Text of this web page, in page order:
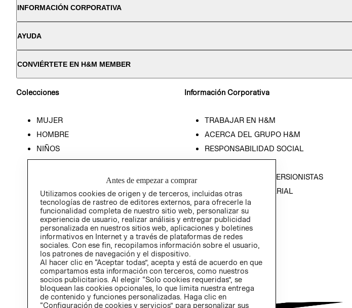
INFORMACIÓN CORPORATIVA
AYUDA
CONVIÉRTETE EN H&M MEMBER
Colecciones
MUJER
HOMBRE
NIÑOS
HOME
Información Corporativa
TRABAJAR EN H&M
ACERCA DEL GRUPO H&M
RESPONSABILIDAD SOCIAL
PRENSA
RELACIÓN CON INVERSIONISTAS
POLÍTICA EMPRESARIAL
Antes de empezar a comprar
Utilizamos cookies de origen y de terceros, incluidas otras
tecnologías de rastreo de editores externos, para ofrecerle la
funcionalidad completa de nuestro sitio web, personalizar su
experiencia de usuario, realizar análisis y entregar publicidad
personalizada en nuestros sitios web, aplicaciones y boletines
informativos en Internet y a través de plataformas de redes
sociales. Con ese fin, recopilamos información sobre el usuario,
los patrones de navegación y el dispositivo.
Al hacer clic en “Aceptar todas”, acepta y está de acuerdo en que
compartamos esta información con terceros, como nuestros
socios publicitarios. Al elegir “Solo cookies requeridas”, se
bloquean las cookies opcionales, lo que limita nuestra entrega
de contenido y funciones personalizadas. Haga clic en
“Configuración de cookies y servicios” para personalizar sus